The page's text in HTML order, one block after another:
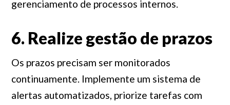
gerenciamento de processos internos.
6. Realize gestão de prazos
Os prazos precisam ser monitorados
continuamente. Implemente um sistema de
alertas automatizados, priorize tarefas com